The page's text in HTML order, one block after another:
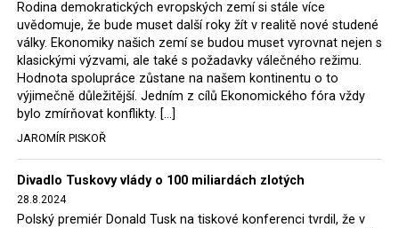
důl Turów vymazán z rejstříku tribunálu. Celkem si
Polsko nechalo z přiznaných evropských fondů odečíst
asi 70 milionů eur na pokutách a 45 milionů eur
zaplatilo jako odškodnění České republice – ale jak důl,
tak elektrárna nadále fungovaly. Už tehdy zástupci
tehdejší opozice a dnes vládnoucí koalice, jako
místopředseda Občanské platformy (PO) Rafał
Hołownia, přímo řekli, že by se polská vláda měla
tomuto rozhodnutí podřídit.
Rodina demokratických evropských zemí si stále více
uvědomuje, že bude muset další roky žít v realitě nové studené
války. Ekonomiky našich zemí se budou muset vyrovnat nejen s
klasickými výzvami, ale také s požadavky válečného režimu.
Hodnota spolupráce zůstane na našem kontinentu o to
výjimečně důležitější. Jedním z cílů Ekonomického fóra vždy
bylo zmírňovat konflikty. […]
JAROMÍR PISKOŘ
Divadlo Tuskovy vlády o 100 miliardách zlotých
28.8.2024
Polský premiér Donald Tusk na tiskové konferenci tvrdil, že v